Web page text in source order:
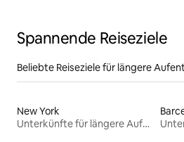
Spannende Reiseziele
Beliebte Reiseziele für längere
New York
Unterkünfte für längere Aufenthalte